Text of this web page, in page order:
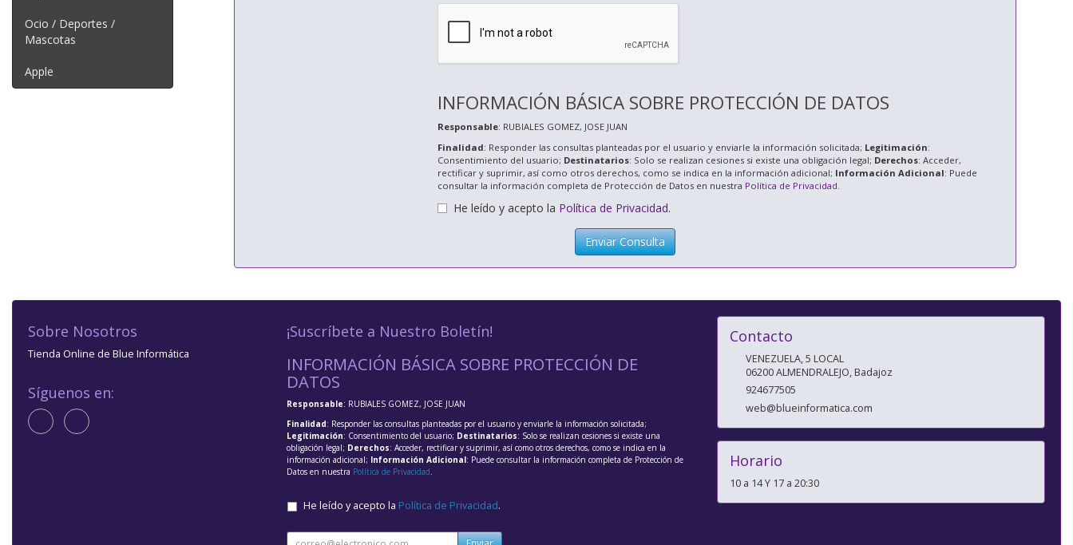
Ocio / Deportes /
Mascotas
Apple
INFORMACIÓN BÁSICA SOBRE PROTECCIÓN DE DATOS
Responsable: RUBIALES GOMEZ, JOSE JUAN
Finalidad: Responder las consultas planteadas por el usuario y enviarle la información solicitada; Legitimación:
Consentimiento del usuario; Destinatarios: Solo se realizan cesiones si existe una obligación legal; Derechos: Acceder,
rectificar y suprimir, así como otros derechos, como se indica en la información adicional; Información Adicional: Puede
consultar la información completa de Protección de Datos en nuestra Política de Privacidad.
He leído y acepto la Política de Privacidad.
Enviar Consulta
Sobre Nosotros
Tienda Online de Blue Informática
Síguenos en:
¡Suscríbete a Nuestro Boletín!
INFORMACIÓN BÁSICA SOBRE PROTECCIÓN DE
DATOS
Responsable: RUBIALES GOMEZ, JOSE JUAN
Finalidad: Responder las consultas planteadas por el usuario y enviarle la información solicitada;
Legitimación: Consentimiento del usuario; Destinatarios: Solo se realizan cesiones si existe una
obligación legal; Derechos: Acceder, rectificar y suprimir, así como otros derechos, como se indica en la
información adicional; Información Adicional: Puede consultar la información completa de Protección de
Datos en nuestra Política de Privacidad.
He leído y acepto la Política de Privacidad.
Contacto
VENEZUELA, 5 LOCAL
06200ALMENDRALEJO,Badajoz
924677505
web@blueinformatica.com
Horario
10 a 14 Y 17 a 20:30